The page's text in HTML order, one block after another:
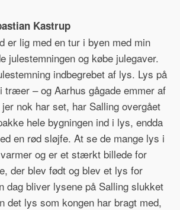
Kastrup
er lig med en tur i byen med min
julestemningen og købe julegaver.
indbegrebet af lys. Lys på
træer – og Aarhus gågade emmer af
nok har set, har Salling overgået
hele bygningen ind i lys, endda
en rød sløjfe. At se de mange lys i
og er et stærkt billede for
der blev født og blev et lys for
dag bliver lysene på Salling slukket
det lys som kongen har bragt med,